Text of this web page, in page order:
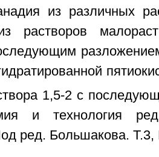
из различных
растворов
1,5-2 с
и технология
ред. Большакова. Т.3,